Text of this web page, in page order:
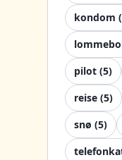
kondom (
pilot (5)
reise (5)
snø (5)